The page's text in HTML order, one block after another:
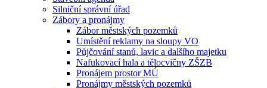
Silniční správní úřad
Zábory a pronájmy
Zábor městských pozemků
Umístění reklamy na sloupy VO
Půjčování stanů, lavic a dalšího majetku
Nafukovací hala a tělocvičny ZŠZB
Pronájem prostor MÚ
Pronájmy městských pozemků